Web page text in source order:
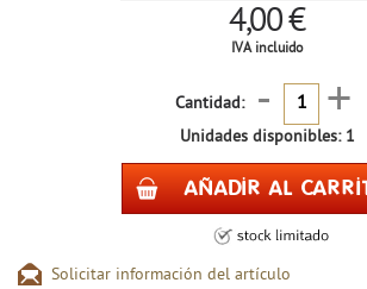
4,00 €
IVA incluido
Cantidad: - +
Unidades disponibles: 1
Solicitar información del artículo